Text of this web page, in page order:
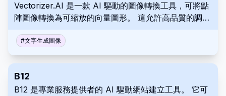
Vectorizer.AI 是一款 AI 驅動的圖像轉換工具，可將點
陣圖像轉換為可縮放的向量圖形。 這允許高品質的調整
以 SVG、PDF、EPS 等多種格式匯出您的向量圖像。
#文字生成圖像
B12
B12 是專業服務提供者的 AI 驅動網站建立工具。 它可